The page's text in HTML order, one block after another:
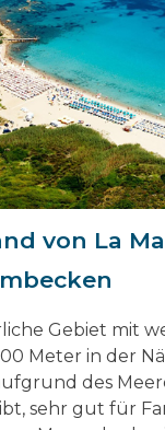
von La
Gebiet mit
Meter in der
des
sehr gut für